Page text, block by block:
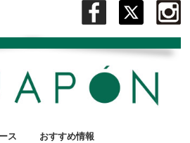
ス おすすめ情報